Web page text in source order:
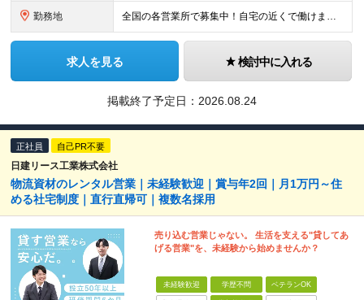
勤務地 全国の各営業所で募集中！自宅の近くで働けます。 ※住所は一部の営業所のみ載せています ★詳細は以下のリンクをご覧ください https://www.fujiyakuhin.co.jp/shop/eig
求人を見る 検討中に入れる
掲載終了予定日： 2026.08.24
正社員 自己PR不要
日建リース工業株式会社
物流資材のレンタル営業｜未経験歓迎｜賞与年2回｜月1万円～住
める社宅制度｜直行直帰可｜複数名採用
売り込む営業じゃない。 生活を支える"貸してあ
げる営業"を、未経験から始めませんか？
未経験歓迎 学歴不問 ベテランOK